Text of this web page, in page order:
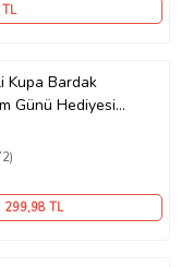
Kupa Bardak
Günü Hediyesi
Babaya
Kardeşe
Yıl Dönümü
299,98 TL